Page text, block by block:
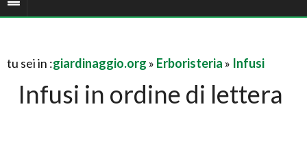
tu sei in :giardinaggio.org » Erboristeria » Infusi
Infusi in ordine di lettera